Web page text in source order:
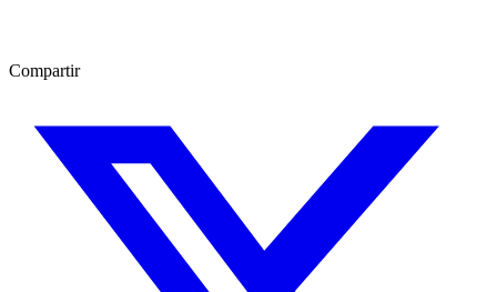
Compartir